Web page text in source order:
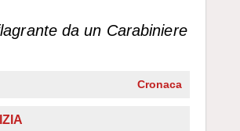
da un Carabiniere
Cronaca